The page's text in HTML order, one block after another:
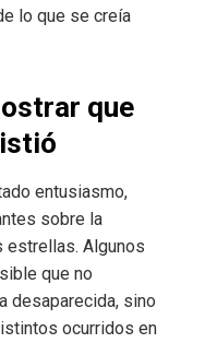
lo que se creía
que
entusiasmo,
sobre la
estrellas. Algunos
que no
desaparecida, sino
ocurridos en